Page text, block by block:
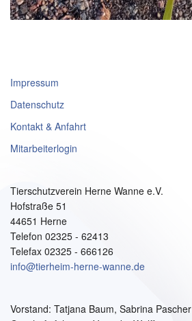
Impressum
Datenschutz
Kontakt & Anfahrt
Mitarbeiterlogin
Tierschutzverein Herne Wanne e.V.
Hofstraße 51
44651 Herne
Telefon 02325 - 62413
Telefax 02325 - 666126
info@tierheim-herne-wanne.de
Vorstand: Tatjana Baum, Sabrina Pascher